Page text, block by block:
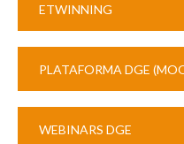
ETWINNING
PLATAFORMA DGE
WEBINARS DGE